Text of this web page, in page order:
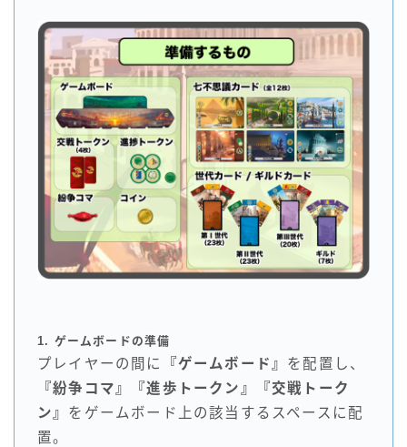
1. ゲームボードの準備
プレイヤーの間に 『ゲームボード』 を配置し、
『紛争コマ』『進歩トークン』『交戦トーク
ン』 をゲームボード上の該当するスペースに配
置。